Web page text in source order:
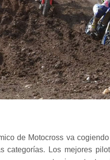
de Motocross va
categorías. Los mejores